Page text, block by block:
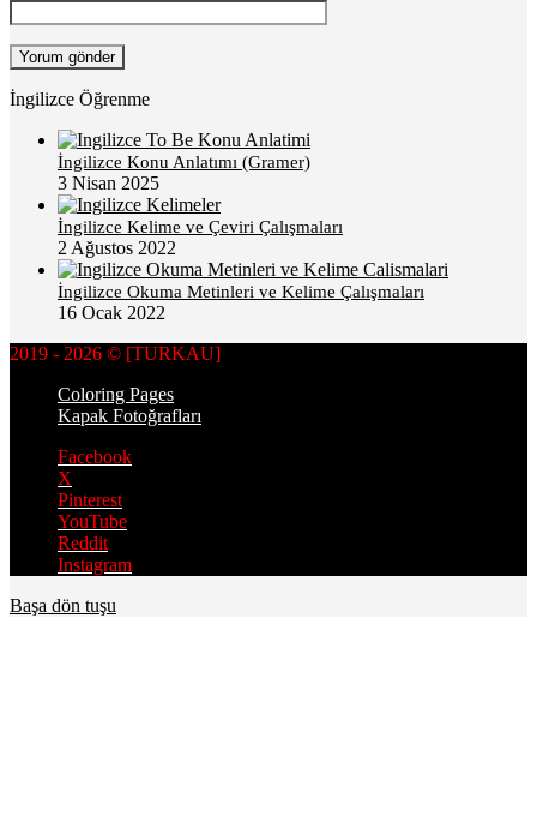
İngilizce Öğrenme
İngilizce Konu Anlatımı (Gramer)
3 Nisan 2025
İngilizce Kelime ve Çeviri Çalışmaları
2 Ağustos 2022
İngilizce Okuma Metinleri ve Kelime Çalışmaları
16 Ocak 2022
2019 - 2026 © [TURKAU]
Coloring Pages
Kapak Fotoğrafları
Facebook
X
Pinterest
YouTube
Reddit
Instagram
Başa dön tuşu